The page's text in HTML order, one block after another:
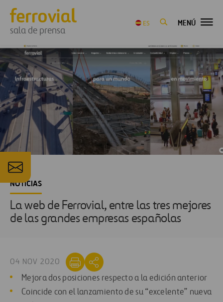
sala de prensa
ES MENÚ
NOTICIAS
La web de Ferrovial, entre las tres mejores
de las grandes empresas españolas
04 NOV 2020
Mejora dos posiciones respecto a la edición anterior
Coincide con el lanzamiento de su “excelente” nueva